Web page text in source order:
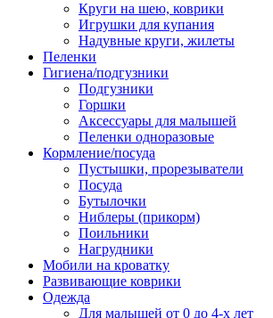
Круги на шею, коврики
Игрушки для купания
Надувные круги, жилеты
Пеленки
Гигиена/подгузники
Подгузники
Горшки
Аксессуары для малышей
Пеленки одноразовые
Кормление/посуда
Пустышки, прорезыватели
Посуда
Бутылочки
Ниблеры (прикорм)
Поильники
Нагрудники
Мобили на кроватку
Развивающие коврики
Одежда
Для малышей от 0 до 4-х лет